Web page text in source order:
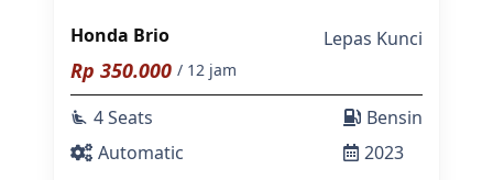
Honda Brio Lepas Kunci
Rp 350.000 / 12 jam
airline_seat_recline_extra 4 Seats
Automatic
Bensin
2023